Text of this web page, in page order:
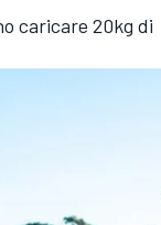
caricare 20kg di